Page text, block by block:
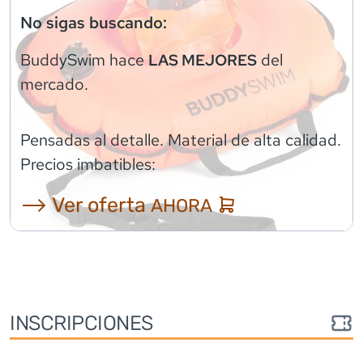
No sigas buscando:
BuddySwim haceLAS MEJORES del
mercado.
Pensadas al detalle. Material de alta calidad.
Precios imbatibles:
⟶ Ver ofertaAHORA
INSCRIPCIONES